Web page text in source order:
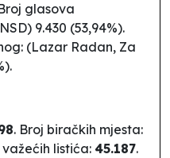
glasova
) 9.430 (53,94%).
(Lazar Radan, Za
. Broj biračkih mjesta:
važećih listića: 45.187.